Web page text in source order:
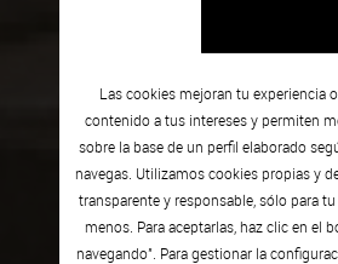
Las cookies mejoran tu experiencia
contenido a tus intereses y permiten
sobre la base de un perfil elaborado
navegas. Utilizamos cookies propias y
transparente y responsable, sólo para
menos. Para aceptarlas, haz clic en el
navegando". Para gestionar la